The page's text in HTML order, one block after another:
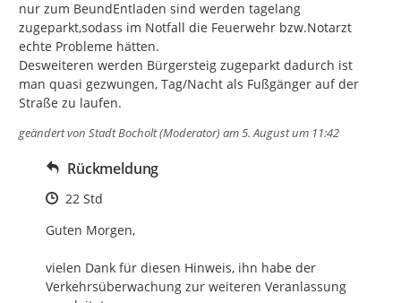
nur zum BeundEntladen sind werden tagelang
zugeparkt,sodass im Notfall die Feuerwehr bzw.Notarzt
echte Probleme hätten.
Desweiteren werden Bürgersteig zugeparkt dadurch ist
man quasi gezwungen, Tag/Nacht als Fußgänger auf der
Straße zu laufen.
geändert von Stadt Bocholt (Moderator)am 5. August um 11:42
Rückmeldung
Zeitpunkt des Erstellens
22 Std
Guten Morgen,
vielen Dank für diesen Hinweis, ihn habe der
Verkehrsüberwachung zur weiteren Veranlassung